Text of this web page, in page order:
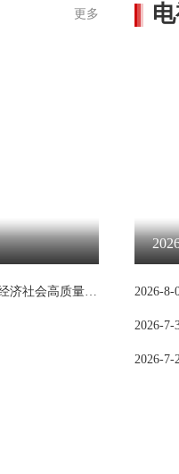
更多
​千年商城涌新潮 实干奋进谱华章——洪江区过去五年经济社会高质量发展综述 2026-8-
2026-7-
2026-7-